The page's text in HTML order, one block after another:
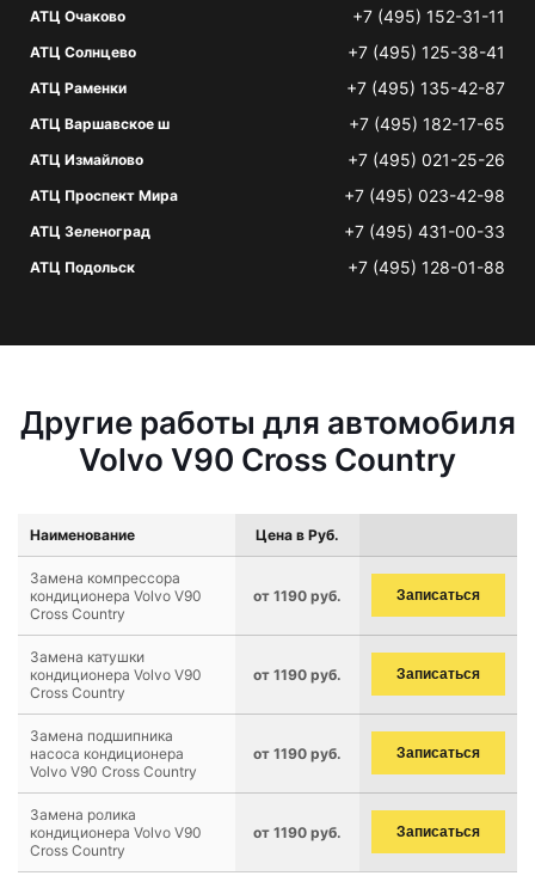
АТЦ Очаково +7 (495) 152-31-11
АТЦ Солнцево +7 (495) 125-38-41
АТЦ Раменки +7 (495) 135-42-87
АТЦ Варшавское ш +7 (495) 182-17-65
АТЦ Измайлово +7 (495) 021-25-26
АТЦ Проспект Мира +7 (495) 023-42-98
АТЦ Зеленоград +7 (495) 431-00-33
АТЦ Подольск +7 (495) 128-01-88
Другие работы для автомобиля
Volvo V90 Cross Country
Наименование Цена в Руб.
Замена компрессора
кондиционера Volvo V90
Cross Country
от 1190 руб. Записаться
Замена катушки
кондиционера Volvo V90
Cross Country
от 1190 руб. Записаться
Замена подшипника
насоса кондиционера
Volvo V90 Cross Country
от 1190 руб. Записаться
Замена ролика
кондиционера Volvo V90
Cross Country
от 1190 руб. Записаться